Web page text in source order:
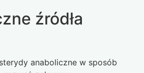
źródła
anaboliczne w sposób